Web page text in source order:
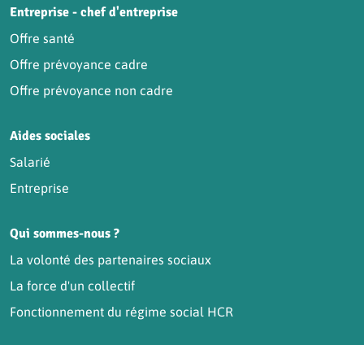
Entreprise - chef d'entreprise
Offre santé
Offre prévoyance cadre
Offre prévoyance non cadre
Aides sociales
Salarié
Entreprise
Qui sommes-nous ?
La volonté des partenaires sociaux
La force d'un collectif
Fonctionnement du régime social HCR